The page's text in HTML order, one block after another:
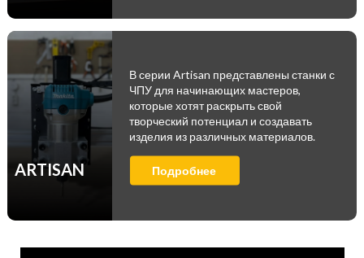
ARTISAN
В серии Artisan представлены станки с
ЧПУ для начинающих мастеров,
которые хотят раскрыть свой
творческий потенциал и создавать
изделия из различных материалов.
Подробнее